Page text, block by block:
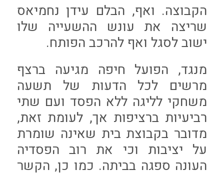
הקבוצה. ואף, הבלם עידן נחמיאס
שריצה את עונש ההשעייה שלו
ישוב לסגל ואף להרכב הפותח.
מנגד, הפועל חיפה מגיעה ברצף
מרשים לכל הדעות של תשעה
משחקי לליגה ללא הפסד ועם שתי
רביעיות ברציפות אך, לעומת זאת,
מדובר בקבוצת בית שאינה שומרת
על יציבות וכי את רוב הפסדיה
העונה ספגה בביתה. כמו כן, הקשר